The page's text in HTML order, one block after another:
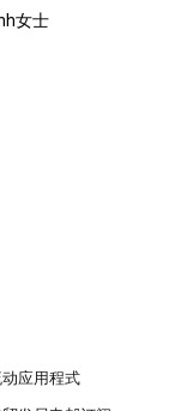
女士
应用程式